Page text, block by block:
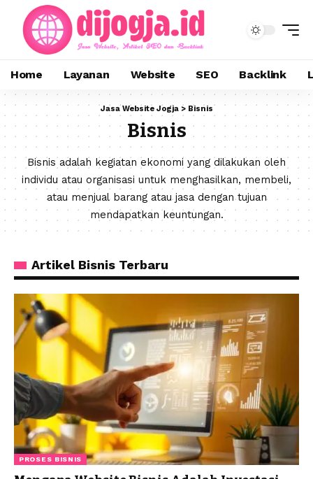
Home Layanan Website SEO Backlink
Jasa Website Jogja> Bisnis
Bisnis
Bisnis adalah kegiatan ekonomi yang dilakukan oleh
individu atau organisasi untuk menghasilkan, membeli,
atau menjual barang atau jasa dengan tujuan
mendapatkan keuntungan.
Artikel Bisnis Terbaru
PROSES BISNIS